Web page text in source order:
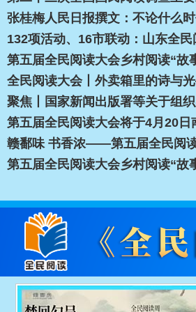
张桂梅人民日报撰文：不论什么
132项活动、16市联动：山东全
第五届全民阅读大会乡村阅读“故
全民阅读大会丨外卖箱里的诗与
聚焦丨国家新闻出版署等关于组
第五届全民阅读大会将于4月20日
赣鄱味 书香浓——第五届全民阅
第五届全民阅读大会乡村阅读“故